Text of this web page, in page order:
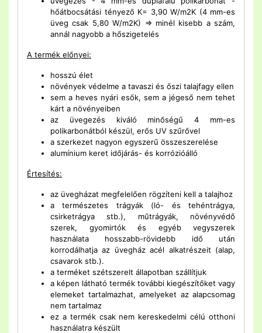
hőátbocsátási tényező K= 3,90 W/m2K (4 mm-es
üveg csak 5,80 W/m2K) => minél kisebb a szám,
annál nagyobb a hőszigetelés
A termék előnyei:
hosszú élet
növények védelme a tavaszi és őszi talajfagy ellen
sem a heves nyári esők, sem a jégeső nem tehet
kárt a növényeiben
az üvegezés kiváló minőségű 4 mm-es
polikarbonátból készül, erős UV szűrővel
a szerkezet nagyon egyszerű összeszerelése
alumínium keret időjárás- és korrózióálló
Értesítés:
az üvegházat megfelelően rögzíteni kell a talajhoz
a természetes trágyák (ló- és tehéntrágya,
csirketrágya stb.), műtrágyák, növényvédő
szerek, gyomirtók és egyéb vegyszerek
használata hosszabb-rövidebb idő után
korrodálhatja az üvegház acél alkatrészeit (alap,
csavarok stb.).
a terméket szétszerelt állapotban szállítjuk
a képen látható termék további kiegészítőket vagy
elemeket tartalmazhat, amelyeket az alapcsomag
nem tartalmaz
ez a termék csak nem kereskedelmi célú otthoni
használatra készült